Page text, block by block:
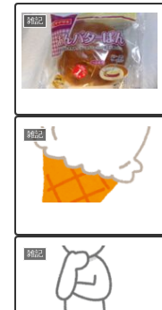
雑記
雑記
雑記